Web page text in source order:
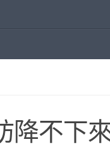
降不下